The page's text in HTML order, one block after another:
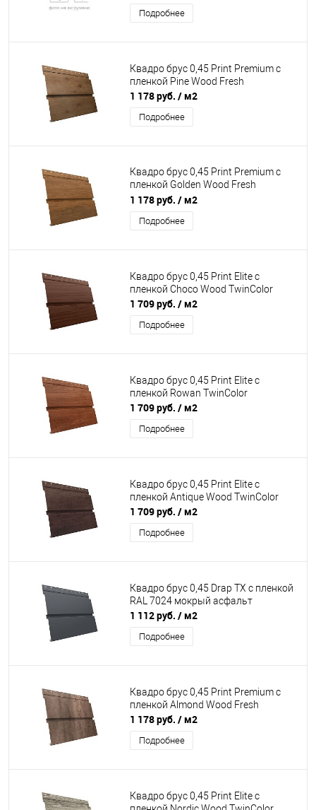
Подробнее
Квадро брус 0,45 Print Premium с
пленкой Pine Wood Fresh
1 178 руб. / м2
Подробнее
Квадро брус 0,45 Print Premium с
пленкой Golden Wood Fresh
TwinColor
1 178 руб. / м2
Подробнее
Квадро брус 0,45 Print Elite с
пленкой Choco Wood TwinColor
1 709 руб. / м2
Подробнее
Квадро брус 0,45 Print Elite с
пленкой Rowan TwinColor
1 709 руб. / м2
Подробнее
Квадро брус 0,45 Print Elite с
пленкой Antique Wood TwinColor
1 709 руб. / м2
Подробнее
Квадро брус 0,45 Drap TX с пленкой
RAL 7024 мокрый асфальт
1 112 руб. / м2
Подробнее
Квадро брус 0,45 Print Premium с
пленкой Almond Wood Fresh
1 178 руб. / м2
Подробнее
Квадро брус 0,45 Print Elite с